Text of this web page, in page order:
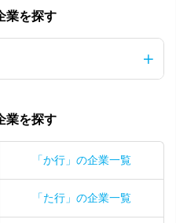
業を探す
業を探す
「か行」の企業一覧
「た行」の企業一覧